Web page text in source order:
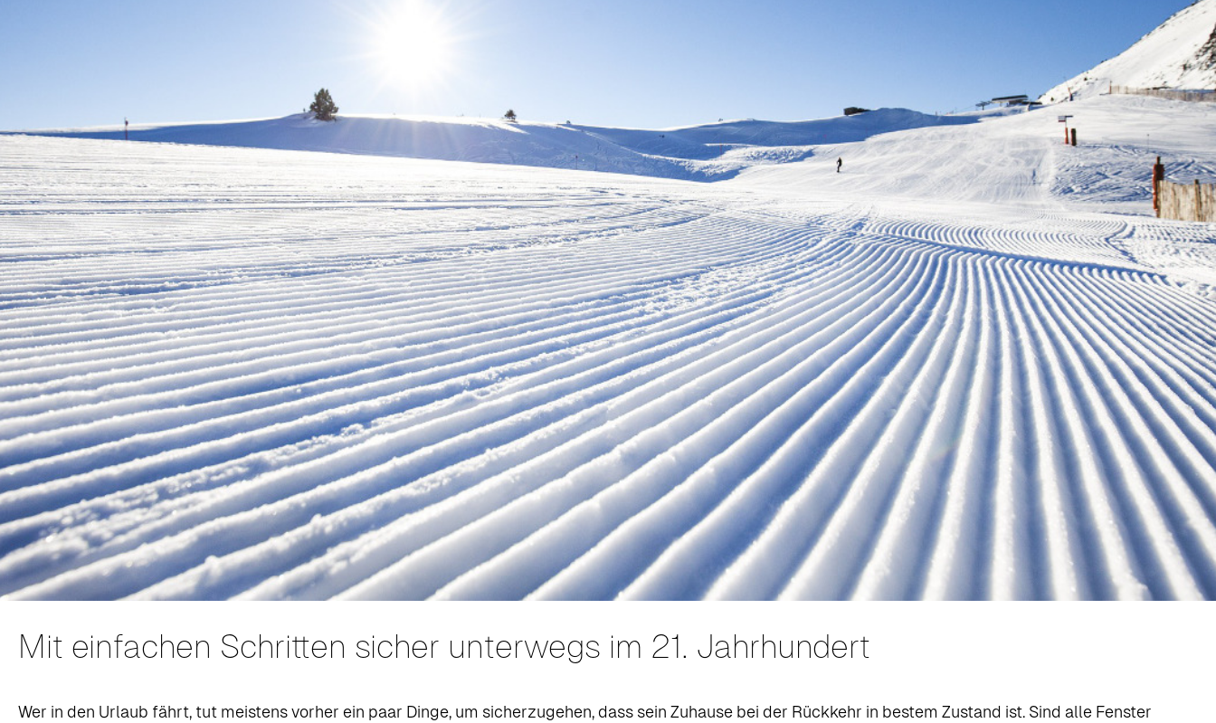
Mit einfachen Schritten sicher unterwegs im 21. Jahrhundert
Wer in den Urlaub fährt, tut meistens vorher ein paar Dinge, um sicherzugehen, dass sein Zuhause bei der Rückkehr in bestem Zustand ist. Sind alle Fenster